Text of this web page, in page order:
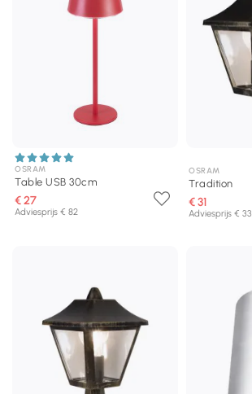
OSRAM
Table USB 30cm
€ 27
Adviesprijs € 82
OSRAM
Tradition
€ 31
Adviesprijs € 33